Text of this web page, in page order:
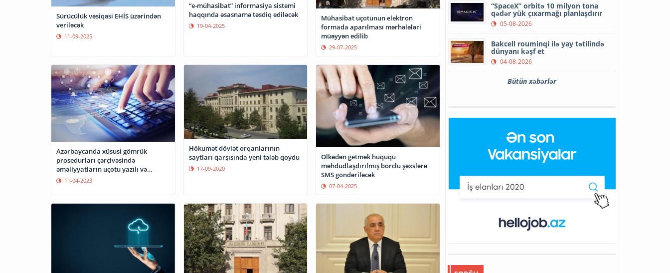
Sürücülük vəsiqəsi EHİS üzərindən
veriləcək
11-09-2025
“e-mühasibat” informasiya sistemi
haqqında əsasnamə təsdiq ediləcək
19-04-2025
Mühasibat uçotunun elektron
formada aparılması mərhələləri
müəyyən edilib
29-07-2025
Azərbaycanda xüsusi gömrük
prosedurları çərçivəsində
əməliyyatların uçotu yazılı və
elektron olacaq
11-04-2023
Hökumət dövlət orqanlarının
saytları qarşısında yeni tələb qoydu
17-09-2020
Ölkədən getmək hüququ
məhdudlaşdırılmış borclu şəxslərə
SMS göndəriləcək
07-04-2025
“SpaceX” orbitə 10 milyon tona
qədər yük çıxarmağı planlaşdırır
05-08-2026
Bakcell rouminqi ilə yay tətilində
dünyanı kəşf et
04-08-2026
Bütün xəbərlər